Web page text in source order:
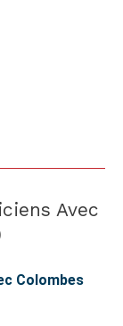
Avec
Colombes